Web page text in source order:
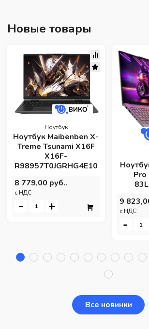
Новые товары
Ноутбук
Ноутбук Maibenben X-
Treme Tsunami X16F
X16F-
R98957T0JGRHG4E10
8 779,00 руб..
c НДС
- +
Pro
9
c НДС
-
Все новинки